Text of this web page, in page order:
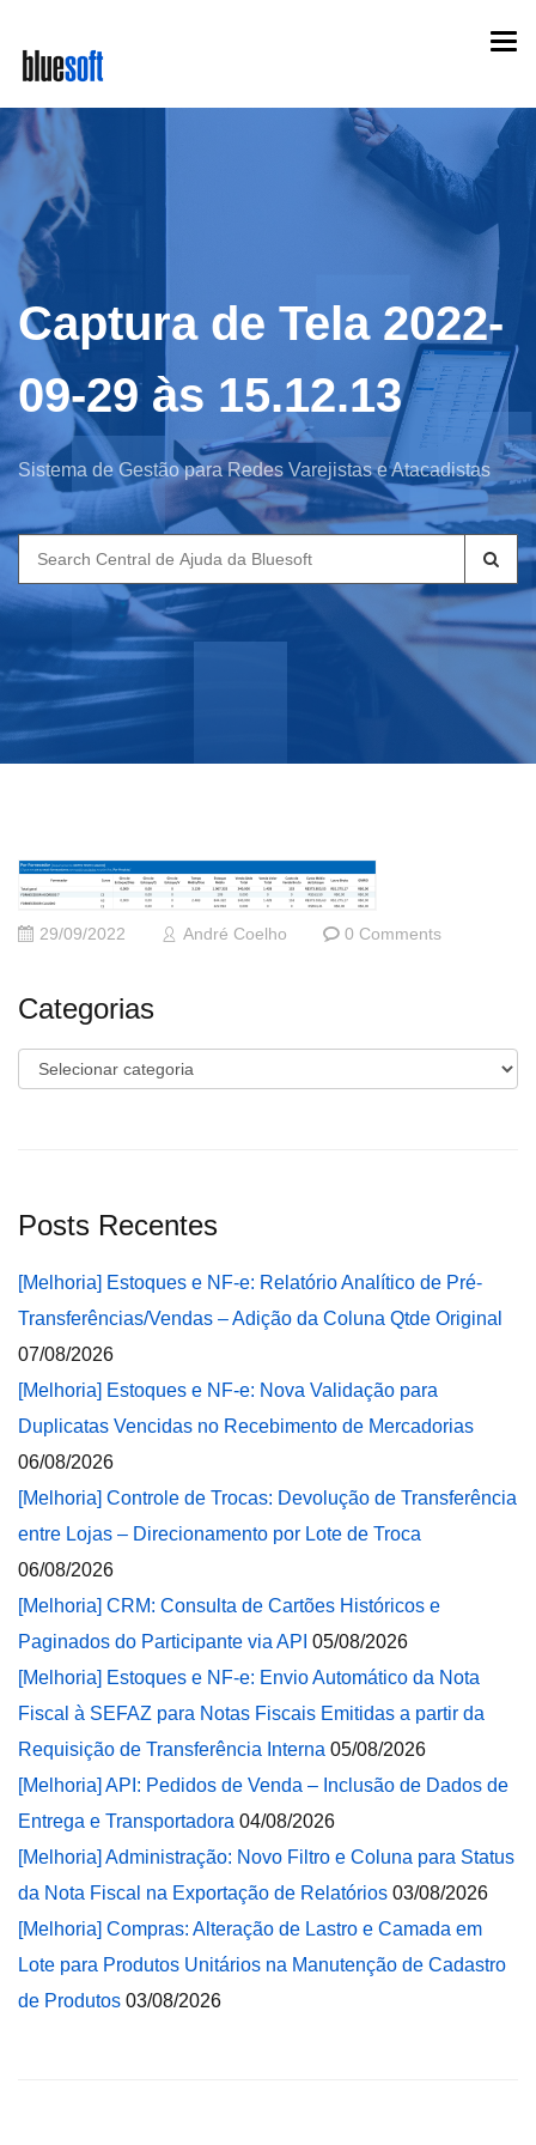
main
content
Captura de Tela 2022-
09-29 às 15.12.13
Sistema de Gestão para Redes Varejistas e Atacadistas
Search
for:
29/09/2022 André Coelho 0 Comments
Categorias
Categorias
Posts Recentes
[Melhoria] Estoques e NF-e: Relatório Analítico de Pré-
Transferências/Vendas – Adição da Coluna Qtde Original
07/08/2026
[Melhoria] Estoques e NF-e: Nova Validação para
Duplicatas Vencidas no Recebimento de Mercadorias
06/08/2026
[Melhoria] Controle de Trocas: Devolução de Transferência
entre Lojas – Direcionamento por Lote de Troca
06/08/2026
[Melhoria] CRM: Consulta de Cartões Históricos e
Paginados do Participante via API 05/08/2026
[Melhoria] Estoques e NF-e: Envio Automático da Nota
Fiscal à SEFAZ para Notas Fiscais Emitidas a partir da
Requisição de Transferência Interna 05/08/2026
[Melhoria] API: Pedidos de Venda – Inclusão de Dados de
Entrega e Transportadora 04/08/2026
[Melhoria] Administração: Novo Filtro e Coluna para Status
da Nota Fiscal na Exportação de Relatórios 03/08/2026
[Melhoria] Compras: Alteração de Lastro e Camada em
Lote para Produtos Unitários na Manutenção de Cadastro
de Produtos 03/08/2026